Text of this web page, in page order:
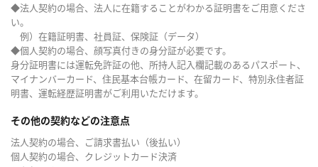
◆法人契約の場合、法人に在籍することがわかる証明書をご用意くださ
い。
例）在籍証明書、社員証、保険証（データ）
◆個人契約の場合、顔写真付きの身分証が必要です。
身分証明書には運転免許証の他、所持人記入欄記載のあるパスポート、
マイナンバーカード、住民基本台帳カード、在留カード、特別永住者証
明書、運転経歴証明書がご利用いただけます。
その他の契約などの注意点
法人契約の場合、ご請求書払い（後払い）
個人契約の場合、クレジットカード決済